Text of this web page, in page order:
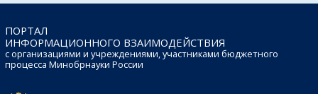
ПОРТАЛ
ИНФОРМАЦИОННОГО ВЗАИМОДЕЙСТВИЯ
с организациями и учреждениями, участниками бюджетного
процесса Минобрнауки России